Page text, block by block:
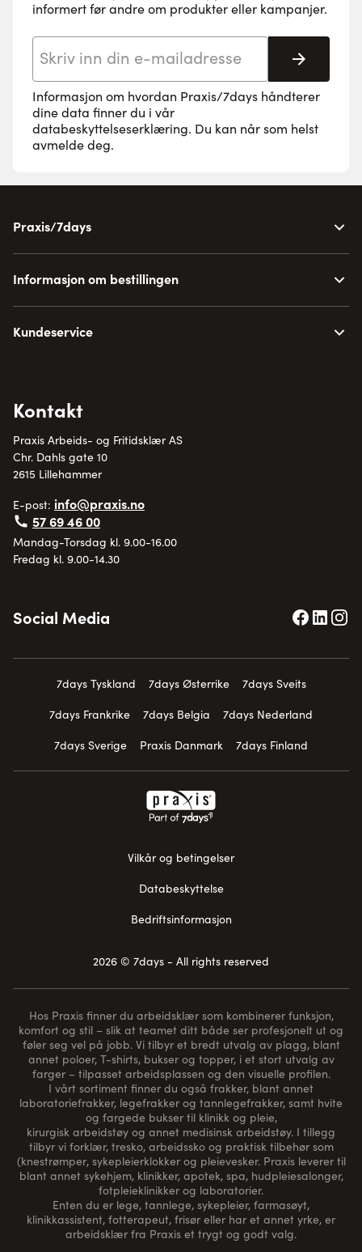
informert før andre om produkter eller kampanjer.
Informasjon om hvordan Praxis/7days håndterer
dine data finner du i vår
databeskyttelseserklæring. Du kan når som helst
avmelde deg.
Praxis/7days
Informasjon om bestillingen
Kundeservice
Kontakt
Praxis Arbeids- og Fritidsklær AS
Chr. Dahls gate 10
2615 Lillehammer
E-post: info@praxis.no
57 69 46 00
Mandag-Torsdag kl. 9.00-16.00
Fredag kl. 9.00-14.30
Social Media
7days Tyskland 7days Østerrike
7days Sveits
7days Frankrike
7days Belgia
7days Nederland
7days Sverige
Praxis Danmark 7days Finland
Vilkår og betingelser
Databeskyttelse
Bedriftsinformasjon
2026 © 7days - All rights reserved
Hos Praxis finner du arbeidsklær som kombinerer funksjon,
komfort og stil – slik at teamet ditt både ser profesjonelt ut og
føler seg vel på jobb. Vi tilbyr et bredt utvalg av plagg, blant
annet poloer, T-shirts, bukser og topper, i et stort utvalg av
farger – tilpasset arbeidsplassen og den visuelle profilen.
I vårt sortiment finner du også frakker, blant annet
laboratoriefrakker, legefrakker og tannlegefrakker, samt hvite
og fargede bukser til klinikk og pleie,
kirurgisk arbeidstøy og annet medisinsk arbeidstøy. I tillegg
tilbyr vi forklær, tresko, arbeidssko og praktisk tilbehør som
(knestrømper, sykepleierklokker og pleievesker. Praxis leverer til
blant annet sykehjem, klinikker, apotek, spa, hudpleiesalonger,
fotpleieklinikker og laboratorier.
Enten du er lege, tannlege, sykepleier, farmasøyt,
klinikkassistent, fotterapeut, frisør eller har et annet yrke, er
arbeidsklær fra Praxis et trygt og godt valg.